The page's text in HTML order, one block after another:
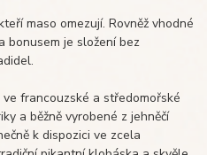
maso omezují. Rovněž vhodné
bonusem je složení bez
francouzské a středomořské
a běžně vyrobené z jehněčí
k dispozici ve zcela